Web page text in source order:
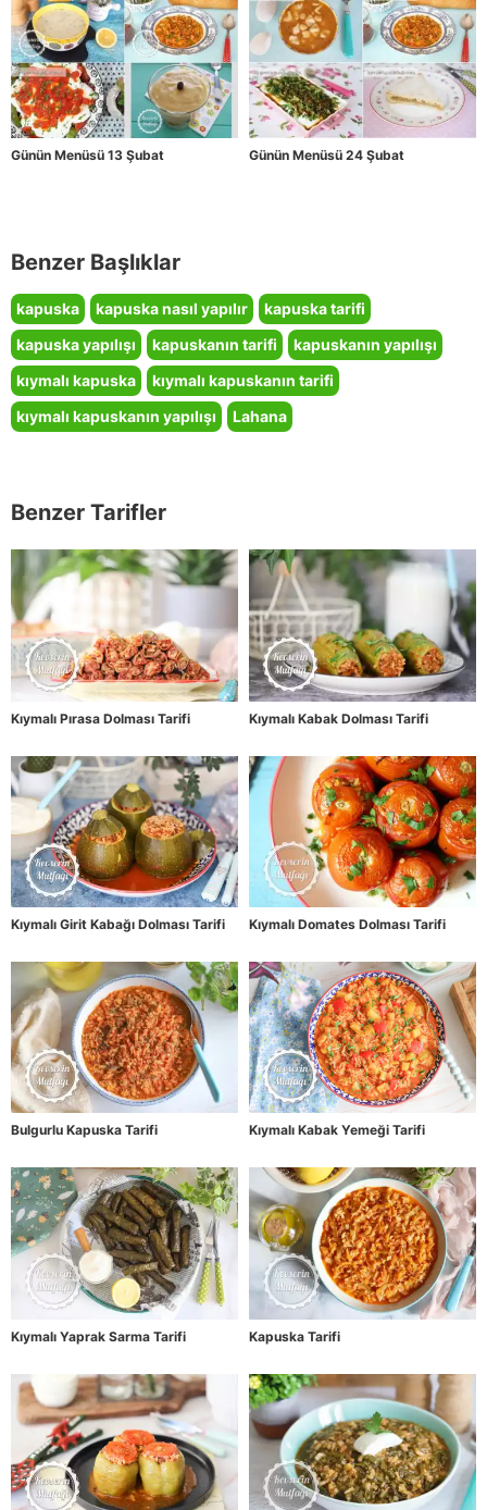
Günün Menüsü 13 Şubat Günün Menüsü 24 Şubat
Benzer Başlıklar
kapuska kapuska nasıl yapılır
kapuska tarifi
kapuska yapılışı
kapuskanın tarifi
kapuskanın yapılışı
kıymalı kapuska
kıymalı kapuskanın tarifi
kıymalı kapuskanın yapılışı
Lahana
Benzer Tarifler
Kıymalı Pırasa Dolması Tarifi Kıymalı Kabak Dolması Tarifi
Kıymalı Girit Kabağı Dolması Tarifi Kıymalı Domates Dolması Tarifi
Bulgurlu Kapuska Tarifi Kıymalı Kabak Yemeği Tarifi
Kıymalı Yaprak Sarma Tarifi Kapuska Tarifi